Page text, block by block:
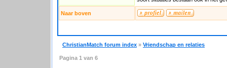
Naar boven
ChristianMatch forum index » Vriendschap en relaties
Pagina 1 van 6